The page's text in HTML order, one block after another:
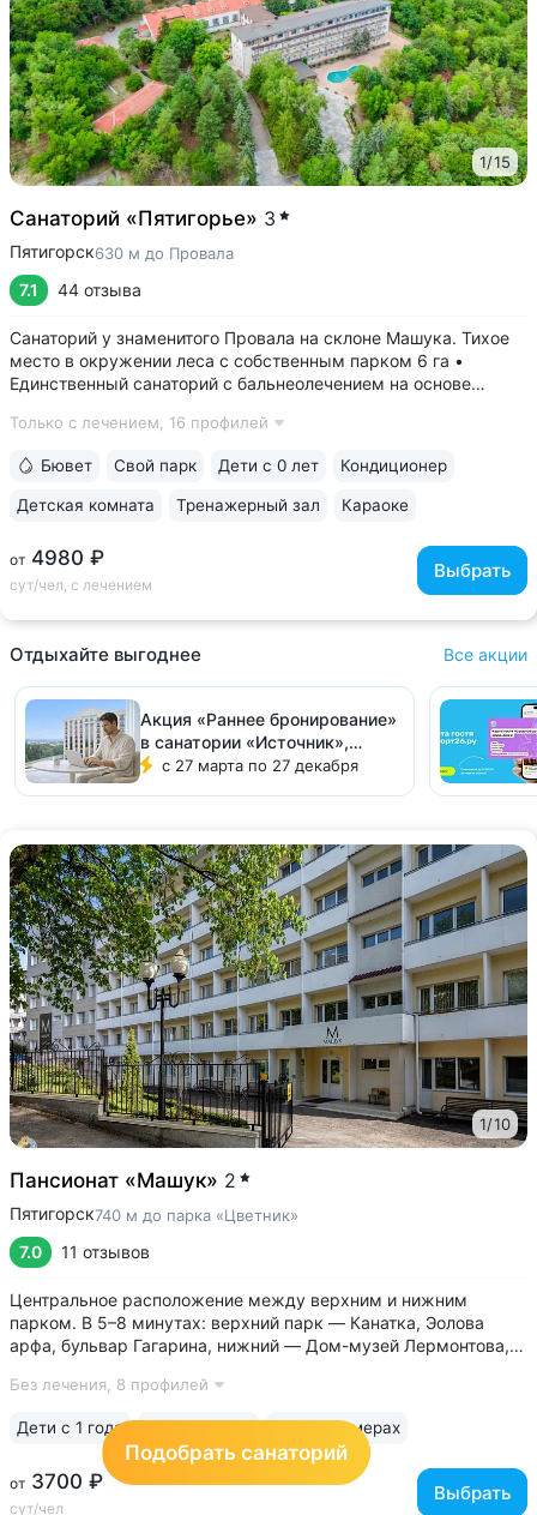
1/15
Санаторий «Пятигорье» 3
Пятигорск630 м до Провала
7.1 44 отзыва
Санаторий у знаменитого Провала на склоне Машука. Тихое
место в окружении леса с собственным парком 6 га •
Единственный санаторий с бальнеолечением на основе
ингаляции, орошения. Природная минеральная вода
Только с лечением, 16 профилей
от 4980 ₽
сут/чел, с лечением
Выбрать
Бювет Свой парк Дети с 0 лет Кондиционер
Детская комната Тренажерный зал Караоке
Отдыхайте выгоднее Все акции
Акция «Раннее бронирование»
в санатории «Источник»,
Ессентуки
с 27 марта по 27 декабря
1/10
Пансионат «Машук» 2
Пятигорск740 м до парка «Цветник»
7.0 11 отзывов
Центральное расположение между верхним и нижним
парком. В 5–8 минутах: верхний парк — Канатка, Эолова
арфа, бульвар Гагарина, нижний — Дом-музей Лермонтова,
Несколько бюветов минеральной воды рядом: бюветы
Без лечения, 8 профилей
от 3700 ₽
сут/чел
Выбрать
Дети с 1 года Wi-Fi в номерах
Подобрать санаторий